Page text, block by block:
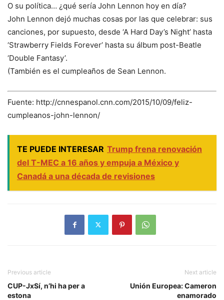
O su política… ¿qué sería John Lennon hoy en día?
John Lennon dejó muchas cosas por las que celebrar: sus
canciones, por supuesto, desde ‘A Hard Day’s Night’ hasta
‘Strawberry Fields Forever’ hasta su álbum post-Beatle
‘Double Fantasy’.
(También es el cumpleaños de Sean Lennon.
Fuente: http://cnnespanol.cnn.com/2015/10/09/feliz-
cumpleanos-john-lennon/
TE PUEDE INTERESAR Trump frena renovación
del T-MEC a 16 años y empuja a México y
Canadá a una década de revisiones
Previous article
CUP-JxSí, n’hi ha per a
estona
Next article
Unión Europea: Cameron
enamorado